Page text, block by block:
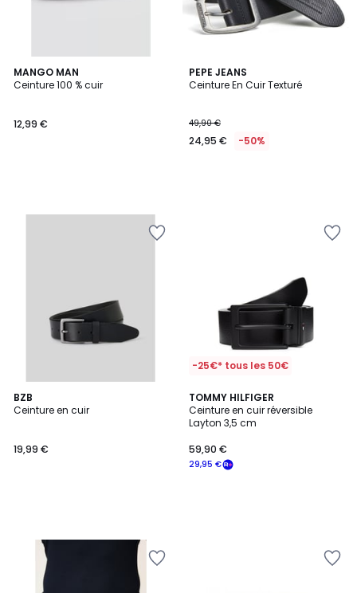
MANGO MAN
Ceinture 100 % cuir
12,99 €
PEPE JEANS
Ceinture En Cuir Texturé
49,90 €
24,95 € -50%
BZB
Ceinture en cuir
19,99 €
-25€* tous les 50€
TOMMY HILFIGER
Ceinture en cuir réversible
Layton 3,5 cm
29,95 €
59,90 €